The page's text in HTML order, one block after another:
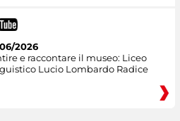
2026
e raccontare il museo: Liceo
Lucio Lombardo Radice